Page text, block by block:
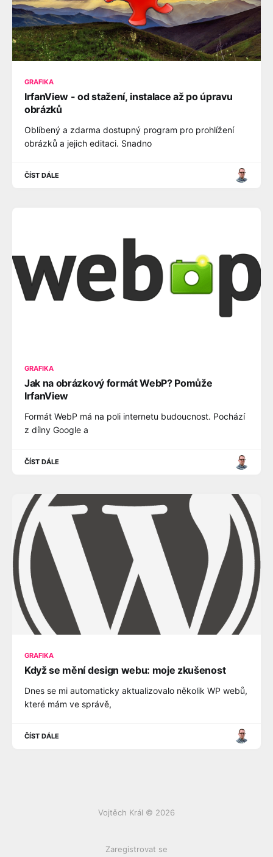
GRAFIKA
IrfanView - od stažení, instalace až po úpravu
obrázků
Oblíbený a zdarma dostupný program pro prohlížení
obrázků a jejich editaci. Snadno
ČÍST DÁLE
GRAFIKA
Jak na obrázkový formát WebP? Pomůže
IrfanView
Formát WebP má na poli internetu budoucnost. Pochází
z dílny Google a
ČÍST DÁLE
GRAFIKA
Když se mění design webu: moje zkušenost
Dnes se mi automaticky aktualizovalo několik WP webů,
které mám ve správě,
ČÍST DÁLE
Vojtěch Král © 2026
Zaregistrovat se